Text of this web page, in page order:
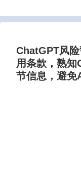
ChatGPT风
用条款，熟知
节信息，避免